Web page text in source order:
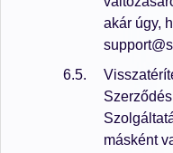
akár úgy,
másként